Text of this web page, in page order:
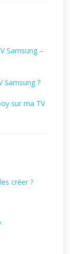
Samsung –
Samsung ?
sur ma TV
créer ?